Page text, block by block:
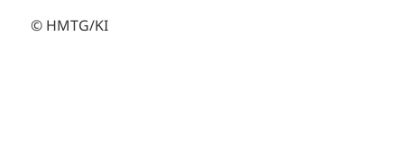
© HMTG/KI